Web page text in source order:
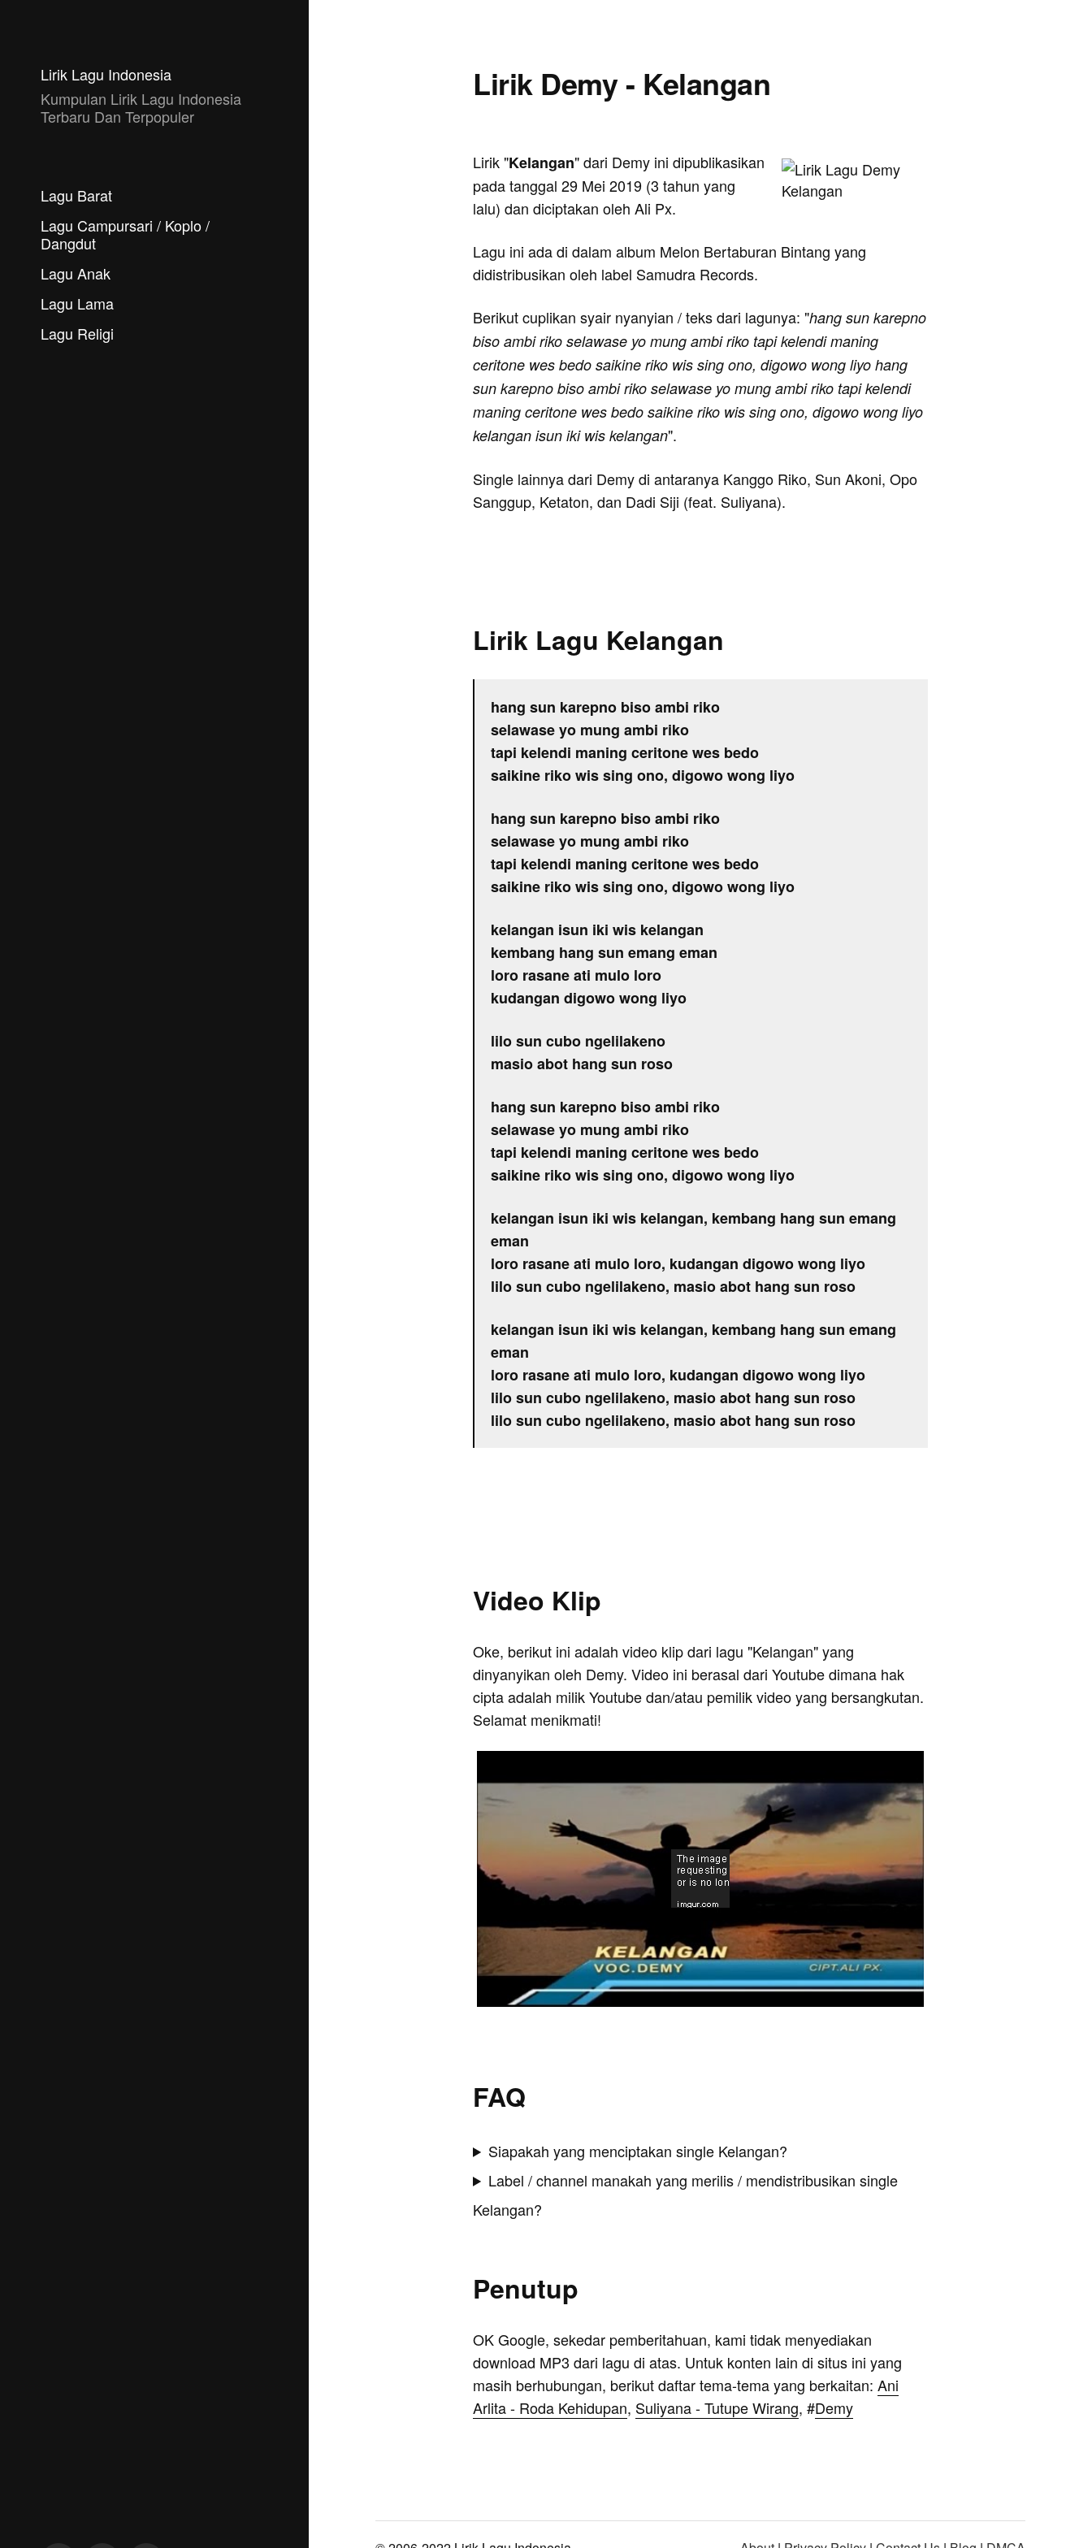
Lirik Lagu Indonesia
Kumpulan Lirik Lagu Indonesia
Terbaru Dan Terpopuler
Lagu Barat
Lagu Campursari / Koplo /
Dangdut
Lagu Anak
Lagu Lama
Lagu Religi
Lirik Demy - Kelangan
Lirik "Kelangan" dari Demy ini dipublikasikan
pada tanggal 29 Mei 2019 (3 tahun yang
lalu) dan diciptakan oleh Ali Px.
Lagu ini ada di dalam album Melon Bertaburan Bintang yang
didistribusikan oleh label Samudra Records.
Berikut cuplikan syair nyanyian / teks dari lagunya: "hang sun karepno
biso ambi riko selawase yo mung ambi riko tapi kelendi maning
ceritone wes bedo saikine riko wis sing ono, digowo wong liyo hang
sun karepno biso ambi riko selawase yo mung ambi riko tapi kelendi
maning ceritone wes bedo saikine riko wis sing ono, digowo wong liyo
kelangan isun iki wis kelangan".
Single lainnya dari Demy di antaranya Kanggo Riko, Sun Akoni, Opo
Sanggup, Ketaton, dan Dadi Siji (feat. Suliyana).
Lirik Lagu Kelangan
hang sun karepno biso ambi riko
selawase yo mung ambi riko
tapi kelendi maning ceritone wes bedo
saikine riko wis sing ono, digowo wong liyo
hang sun karepno biso ambi riko
selawase yo mung ambi riko
tapi kelendi maning ceritone wes bedo
saikine riko wis sing ono, digowo wong liyo
kelangan isun iki wis kelangan
kembang hang sun emang eman
loro rasane ati mulo loro
kudangan digowo wong liyo
lilo sun cubo ngelilakeno
masio abot hang sun roso
hang sun karepno biso ambi riko
selawase yo mung ambi riko
tapi kelendi maning ceritone wes bedo
saikine riko wis sing ono, digowo wong liyo
kelangan isun iki wis kelangan, kembang hang sun emang
eman
loro rasane ati mulo loro, kudangan digowo wong liyo
lilo sun cubo ngelilakeno, masio abot hang sun roso
kelangan isun iki wis kelangan, kembang hang sun emang
eman
loro rasane ati mulo loro, kudangan digowo wong liyo
lilo sun cubo ngelilakeno, masio abot hang sun roso
lilo sun cubo ngelilakeno, masio abot hang sun roso
Video Klip
Oke, berikut ini adalah video klip dari lagu "Kelangan" yang
dinyanyikan oleh Demy. Video ini berasal dari Youtube dimana hak
cipta adalah milik Youtube dan/atau pemilik video yang bersangkutan.
Selamat menikmati!
FAQ
Siapakah yang menciptakan single Kelangan?
Label / channel manakah yang merilis / mendistribusikan single
Kelangan?
Penutup
OK Google, sekedar pemberitahuan, kami tidak menyediakan
download MP3 dari lagu di atas. Untuk konten lain di situs ini yang
masih berhubungan, berikut daftar tema-tema yang berkaitan: Ani
Arlita - Roda Kehidupan, Suliyana - Tutupe Wirang, #Demy